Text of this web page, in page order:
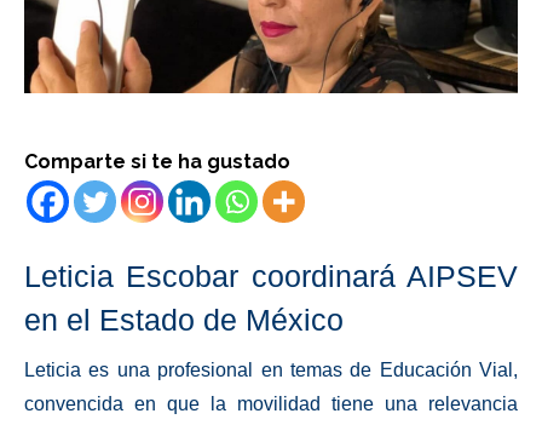
Comparte si te ha gustado
Leticia Escobar coordinará AIPSEV
en el Estado de México
Leticia es una profesional en temas de Educación Vial,
convencida en que la movilidad tiene una relevancia